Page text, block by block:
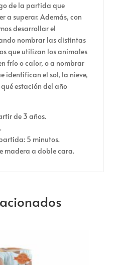
de la partida que
a superar. Además, con
desarrollar el
nombrar las distintas
que utilizan los animales
frío o calor, o a nombrar
identifican el sol, la nieve,
estación del año
de 3 años.
5 minutos.
madera a doble cara.